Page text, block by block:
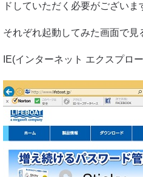
ドしていただく必要がございま
それぞれ起動してみた画面で見
IE(インターネット エクスプロ